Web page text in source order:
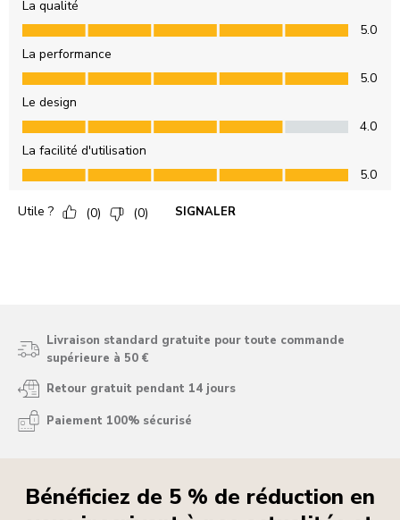
Livraison standard gratuite pour toute commande
supérieure à 50 €
Retour gratuit pendant 14 jours
Paiement 100% sécurisé
Bénéficiez de 5 % de réduction en